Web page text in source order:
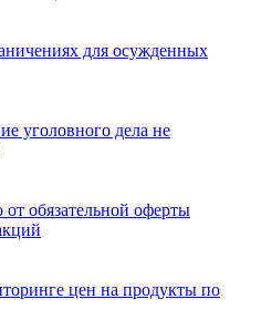
для осужденных
уголовного дела не
обязательной оферты
цен на продукты по